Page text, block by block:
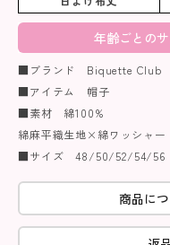
年齢ごとの
■ブランド Biquette Club
■アイテム 帽子
■素材 綿100%
綿麻平織生地×綿ワッシャー
■サイズ 48/50/52/54/56
商品に